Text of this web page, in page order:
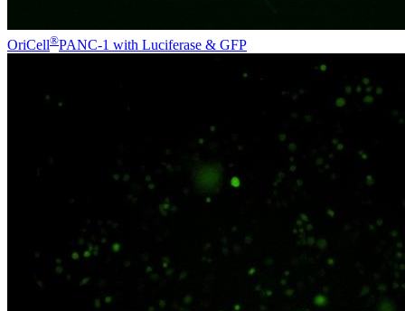
OriCell®PANC-1 with Luciferase & GFP